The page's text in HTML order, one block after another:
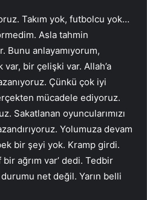
Takım yok, futbolcu yok…
Asla tahmin
Bunu anlayamıyorum,
bir çelişki var. Allah’a
Çünkü çok iyi
mücadele ediyoruz.
Sakatlanan oyuncularımızı
Yolumuza devam
bir şeyi yok. Kramp girdi.
bir ağrım var’ dedi. Tedbir
durumu net değil. Yarın belli